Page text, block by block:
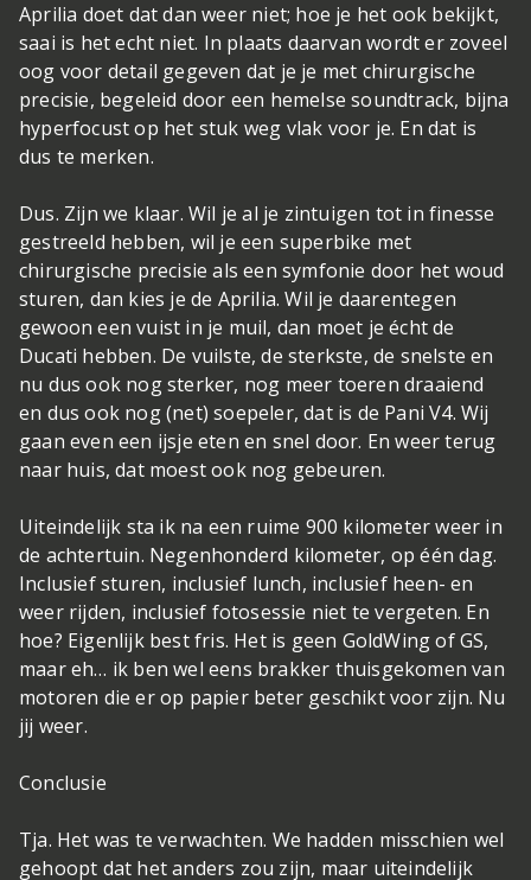
Aprilia doet dat dan weer niet; hoe je het ook bekijkt,
saai is het echt niet. In plaats daarvan wordt er zoveel
oog voor detail gegeven dat je je met chirurgische
precisie, begeleid door een hemelse soundtrack, bijna
hyperfocust op het stuk weg vlak voor je. En dat is
dus te merken.
Dus. Zijn we klaar. Wil je al je zintuigen tot in finesse
gestreeld hebben, wil je een superbike met
chirurgische precisie als een symfonie door het woud
sturen, dan kies je de Aprilia. Wil je daarentegen
gewoon een vuist in je muil, dan moet je écht de
Ducati hebben. De vuilste, de sterkste, de snelste en
nu dus ook nog sterker, nog meer toeren draaiend
en dus ook nog (net) soepeler, dat is de Pani V4. Wij
gaan even een ijsje eten en snel door. En weer terug
naar huis, dat moest ook nog gebeuren.
Uiteindelijk sta ik na een ruime 900 kilometer weer in
de achtertuin. Negenhonderd kilometer, op één dag.
Inclusief sturen, inclusief lunch, inclusief heen- en
weer rijden, inclusief fotosessie niet te vergeten. En
hoe? Eigenlijk best fris. Het is geen GoldWing of GS,
maar eh… ik ben wel eens brakker thuisgekomen van
motoren die er op papier beter geschikt voor zijn. Nu
jij weer.
Conclusie
Tja. Het was te verwachten. We hadden misschien wel
gehoopt dat het anders zou zijn, maar uiteindelijk